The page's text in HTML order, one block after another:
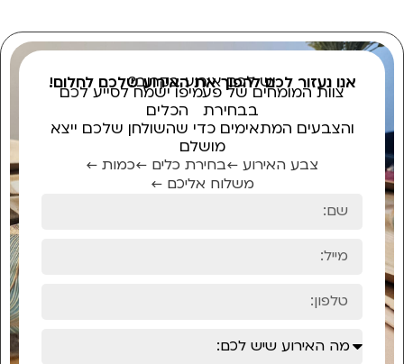
יש לכם אירוע בקרוב?
אנו נעזור לכם להפוך את האירוע שלכם לחלום!
צוות המומחים של פעמיפו ישמח לסייע לכם
בבחירת הכלים
והצבעים המתאימים כדי שהשולחן שלכם ייצא
מושלם
צבע האירוע ←בחירת כלים ←כמות ←
משלוח אליכם ←